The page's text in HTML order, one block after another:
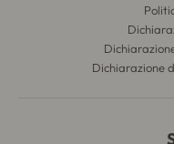
Dichiarazione